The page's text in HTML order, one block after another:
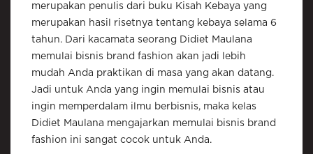
merupakan penulis dari buku Kisah Kebaya yang
merupakan hasil risetnya tentang kebaya selama 6
tahun. Dari kacamata seorang Didiet Maulana
memulai bisnis brand fashion akan jadi lebih
mudah Anda praktikan di masa yang akan datang.
Jadi untuk Anda yang ingin memulai bisnis atau
ingin memperdalam ilmu berbisnis, maka kelas
Didiet Maulana mengajarkan memulai bisnis brand
fashion ini sangat cocok untuk Anda.